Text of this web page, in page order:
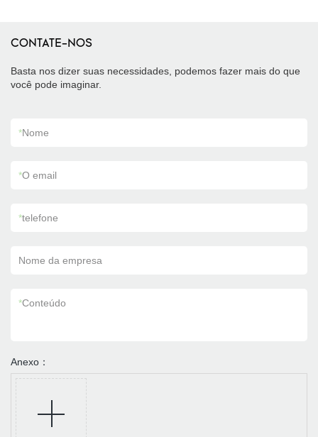
CONTATE-NOS
Basta nos dizer suas necessidades, podemos fazer mais do que
você pode imaginar.
*Nome
*O email
*telefone
Nome da empresa
*Conteúdo
Anexo：